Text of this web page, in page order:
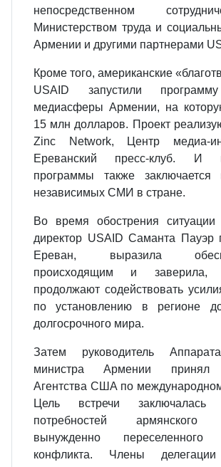
непосредственном
Министерством труда и
Армении и другими партнерами
Кроме того, американские
USAID запустили
медиасферы Армении, на
15 млн долларов. Проект
Zinc Network, Центр медиа-
Ереванский пресс-клуб. И
программы также заключается
независимых СМИ в стране.
Во время обострения ситуации
директор USAID Саманта Пауэр
Ереван, выразила
происходящим и
продолжают содействовать
по установлению в регионе
долгосрочного мира.
Затем руководитель
министра Армении принял
Агентства США по
Цель встречи
потребностей армянского
вынужденно
конфликта. Члены делегации